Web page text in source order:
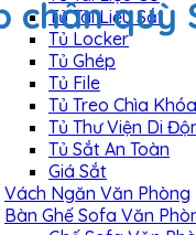
Tủ Tài Liệu Sắt
Tủ Locker
Tủ Ghép
Tủ File
Tủ Treo Chìa Khóa
Tủ Thư Viện Di
Tủ Sắt An Toàn
Giá Sắt
Vách Ngăn Văn Phòng
Bàn Ghế Sofa Văn
chân quỳ